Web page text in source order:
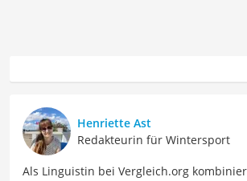
Henriette Ast
Redakteurin für Wintersport
Als Linguistin bei Vergleich.org